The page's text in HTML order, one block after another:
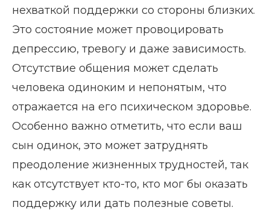
нехваткой поддержки со стороны близких.
Это состояние может провоцировать
депрессию, тревогу и даже зависимость.
Отсутствие общения может сделать
человека одиноким и непонятым, что
отражается на его психическом здоровье.
Особенно важно отметить, что если ваш
сын одинок, это может затруднять
преодоление жизненных трудностей, так
как отсутствует кто-то, кто мог бы оказать
поддержку или дать полезные советы.